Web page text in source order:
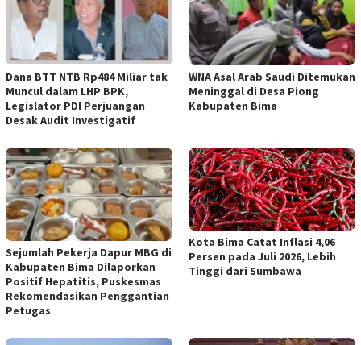
Dana BTT NTB Rp484 Miliar tak
Muncul dalam LHP BPK,
Legislator PDI Perjuangan
Desak Audit Investigatif
WNA Asal Arab Saudi Ditemukan
Meninggal di Desa Piong
Kabupaten Bima
Sejumlah Pekerja Dapur MBG di
Kabupaten Bima Dilaporkan
Positif Hepatitis, Puskesmas
Rekomendasikan Penggantian
Petugas
Kota Bima Catat Inflasi 4,06
Persen pada Juli 2026, Lebih
Tinggi dari Sumbawa